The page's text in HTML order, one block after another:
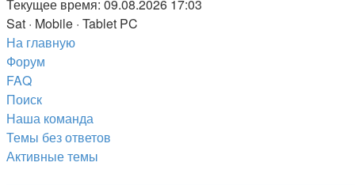
Текущее время: 09.08.2026 17:03
Sat · Mobile · Tablet PC
На главную
Форум
FAQ
Поиск
Наша команда
Темы без ответов
Активные темы